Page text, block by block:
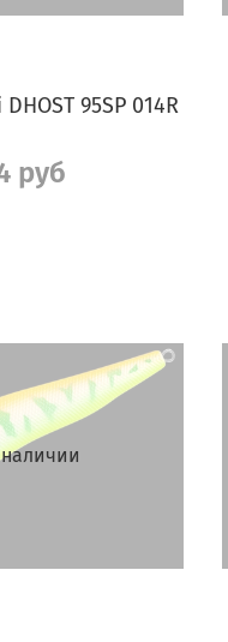
95SP 014R
руб